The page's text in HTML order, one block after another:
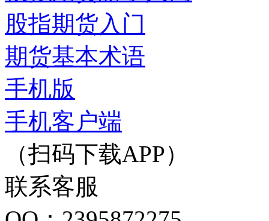
股指期货入门
期货基本术语
手机版
手机客户端
（扫码下载APP）
联系客服